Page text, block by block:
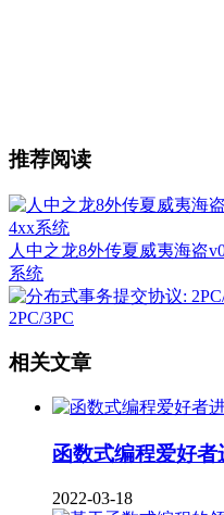
推荐阅读
人中之龙8外传夏威夷海盗
系统
2PC/3PC
相关文章
函数式编程爱好
2022-03-18